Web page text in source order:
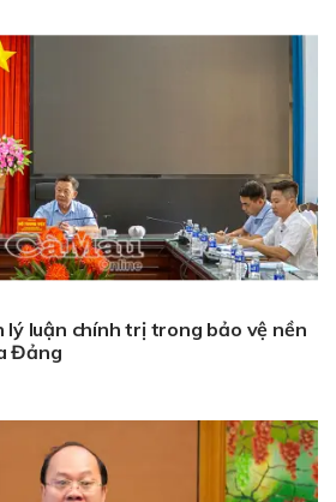
lý luận chính trị trong bảo vệ nền
Đảng